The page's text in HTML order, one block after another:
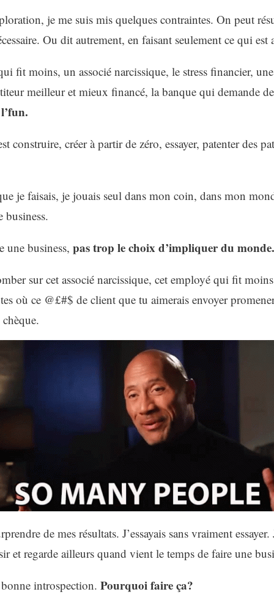
je me suis mis quelques contraintes. On peut
Ou dit autrement, en faisant seulement ce qui
fit moins, un associé narcissique, le stress financier,
meilleur et mieux financé, la banque qui demande
construire, créer à partir de zéro, essayer, patenter des
je faisais, je jouais seul dans mon coin, dans mon
business.
une business, pas trop le choix d’impliquer du
sur cet associé narcissique, cet employé qui fit
où ce @£#$ de client que tu aimerais envoyer
de mes résultats. J’essayais sans vraiment
et regarde ailleurs quand vient le temps de faire une
introspection. Pourquoi faire ça?